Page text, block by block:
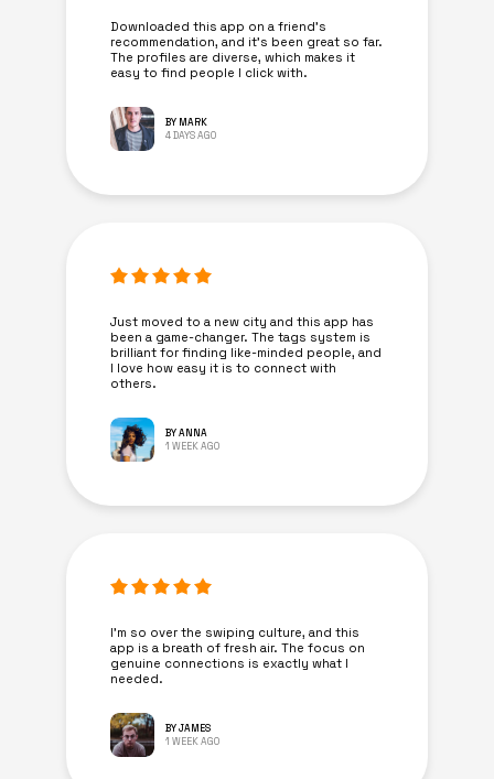
Downloaded this app on a friend's
recommendation, and it’s been great so far.
The profiles are diverse, which makes it
easy to find people I click with.
BY MARK
4 DAYS AGO
Just moved to a new city and this app has
been a game-changer. The tags system is
brilliant for finding like-minded people, and
I love how easy it is to connect with
others.
BY ANNA
1 WEEK AGO
I’m so over the swiping culture, and this
app is a breath of fresh air. The focus on
genuine connections is exactly what I
needed.
BY JAMES
1 WEEK AGO